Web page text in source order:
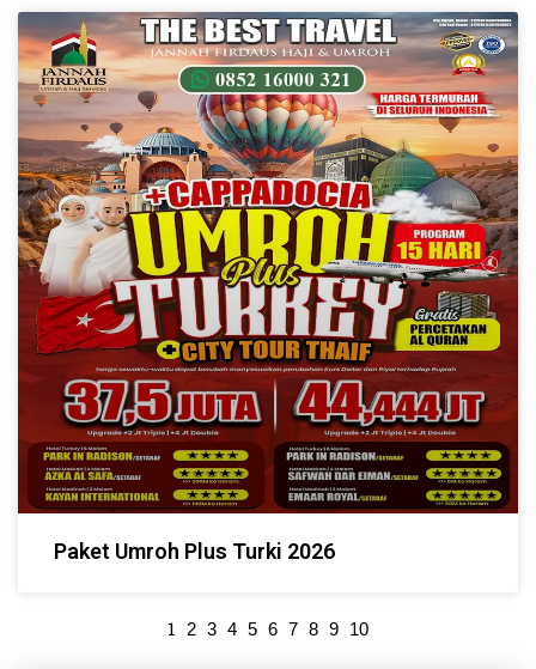
Paket Umroh Plus Turki 2026
1 2 3 4 5 6 7 8 9 10